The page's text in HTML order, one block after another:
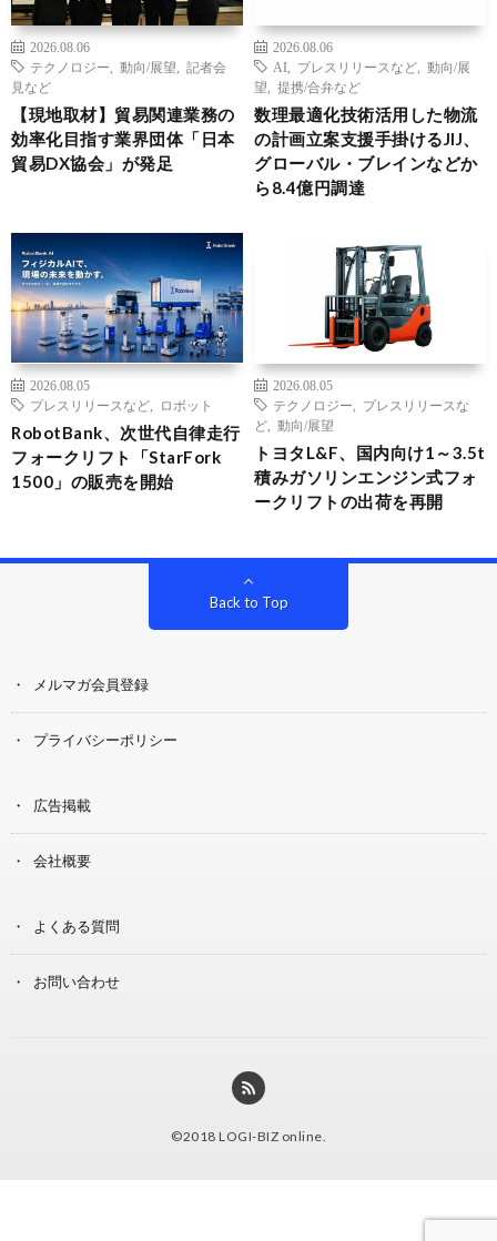
2026.08.06
テクノロジー
動向/展望
記者会
見など
【現地取材】貿易関連業務の
効率化目指す業界団体「日本
貿易DX協会」が発足
2026.08.06
AI
プレスリリースなど
動向/展
望
提携/合弁など
数理最適化技術活用した物流
の計画立案支援手掛けるJIJ、
グローバル・ブレインなどか
ら8.4億円調達
2026.08.05
プレスリリースなど
ロボット
RobotBank、次世代自律走行
フォークリフト「StarFork
1500」の販売を開始
2026.08.05
テクノロジー
プレスリリースな
ど
動向/展望
トヨタL&F、国内向け1～3.5t
積みガソリンエンジン式フォ
ークリフトの出荷を再開
Back to Top
メルマガ会員登録
プライバシーポリシー
広告掲載
会社概要
よくある質問
お問い合わせ
©2018 LOGI-BIZ online